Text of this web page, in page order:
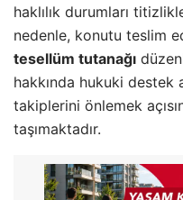
haklılık durumları
nedenle, konutu teslim
tesellüm tutanağı
hakkında hukuki destek
takiplerini önlemek
taşımaktadır.